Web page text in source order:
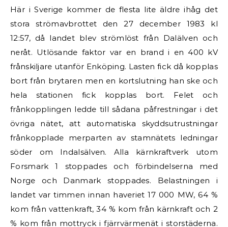
Här i Sverige kommer de flesta lite äldre ihåg det
stora strömavbrottet den 27 december 1983 kl
12:57, då landet blev strömlöst från Dalälven och
neråt. Utlösande faktor var en brand i en 400 kV
frånskiljare utanför Enköping. Lasten fick då kopplas
bort från brytaren men en kortslutning han ske och
hela stationen fick kopplas bort. Felet och
frånkopplingen ledde till sådana påfrestningar i det
övriga nätet, att automatiska skyddsutrustningar
frånkopplade merparten av stamnätets ledningar
söder om Indalsälven. Alla kärnkraftverk utom
Forsmark 1 stoppades och förbindelserna med
Norge och Danmark stoppades. Belastningen i
landet var timmen innan haveriet 17 000 MW, 64 %
kom från vattenkraft, 34 % kom från kärnkraft och 2
% kom från mottryck i fjärrvärmenät i storstäderna.